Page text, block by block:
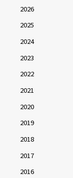
2026
2025
2024
2023
2022
2021
2020
2019
2018
2017
2016